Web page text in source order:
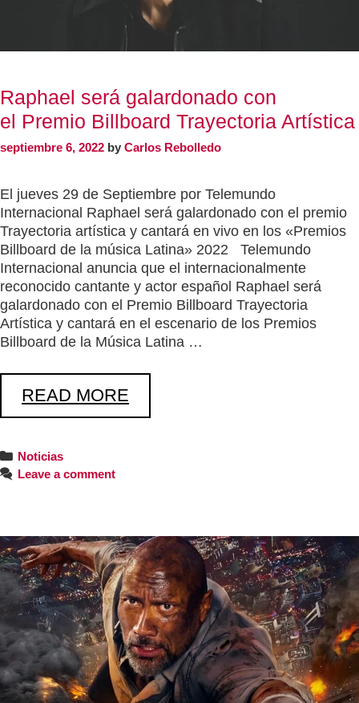
Raphael será galardonado con
el Premio Billboard Trayectoria Artística
septiembre 6, 2022 by Carlos Rebolledo
El jueves 29 de Septiembre por Telemundo
Internacional Raphael será galardonado con el premio
Trayectoria artística y cantará en vivo en los «Premios
Billboard de la música Latina» 2022 Telemundo
Internacional anuncia que el internacionalmente
reconocido cantante y actor español Raphael será
galardonado con el Premio Billboard Trayectoria
Artística y cantará en el escenario de los Premios
Billboard de la Música Latina …
READ MORE
Noticias
Leave a comment